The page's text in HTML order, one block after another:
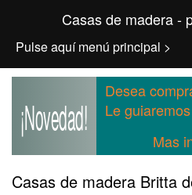
Casas de madera -
Pulse aquí menú principal >
¡Novedad!
Desea
Le
Mas
Casas de madera Britta